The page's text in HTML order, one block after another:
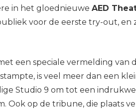
in het gloednieuwe AED
voor de eerste try-out, en
een speciale vermelding van
is veel meer dan een
Studio 9 om tot een
Ook op de tribune, die plaats